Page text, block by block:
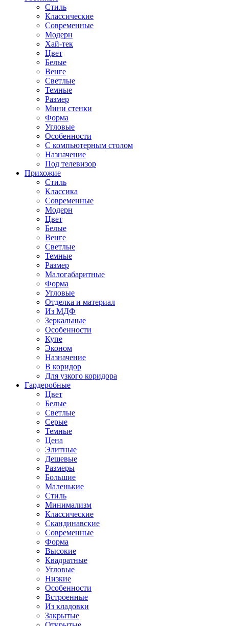
Стиль
Классические
Современные
Модерн
Хай-тек
Цвет
Белые
Венге
Светлые
Темные
Размер
Мини стенки
Форма
Угловые
Особенности
С компьютерным столом
Назначение
Под телевизор
Прихожие
Стиль
Классика
Современные
Модерн
Цвет
Белые
Венге
Светлые
Темные
Размер
Малогабаритные
Форма
Угловые
Отделка и материал
Из МДФ
Зеркальные
Особенности
Купе
Эконом
Назначение
В коридор
Для узкого коридора
Гардеробные
Цвет
Белые
Светлые
Серые
Темные
Цена
Элитные
Дешевые
Размеры
Большие
Маленькие
Стиль
Минимализм
Классические
Скандинавские
Современные
Форма
Высокие
Квадратные
Угловые
Низкие
Особенности
Встроенные
Из кладовки
Закрытые